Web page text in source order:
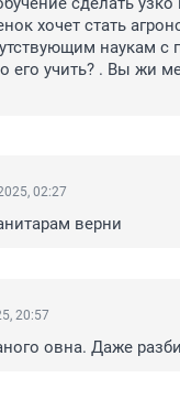
хочет стать
наукам с
его учить? . Вы жи
02:27
верни
20:57
овна. Даже